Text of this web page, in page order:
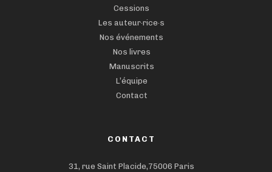
Cessions
Les auteur·rice·s
Nos événements
Nos livres
Manuscrits
L’équipe
Contact
CONTACT
31, rue Saint Placide,75006 Paris